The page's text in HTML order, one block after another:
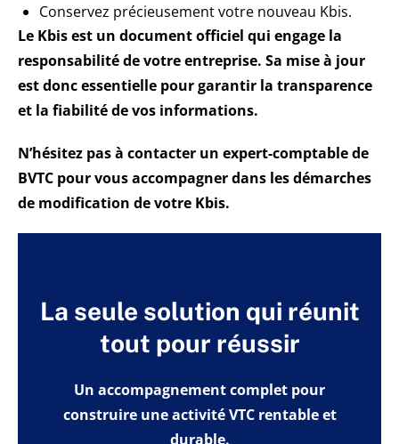
Conservez précieusement votre nouveau Kbis.
Le Kbis est un document officiel qui engage la
responsabilité de votre entreprise. Sa mise à jour
est donc essentielle pour garantir la transparence
et la fiabilité de vos informations.
N’hésitez pas à contacter un expert-comptable de
BVTC pour vous accompagner dans les démarches
de modification de votre Kbis.
La seule solution qui réunit
tout pour réussir
Un accompagnement complet pour
construire une activité VTC rentable et
durable.